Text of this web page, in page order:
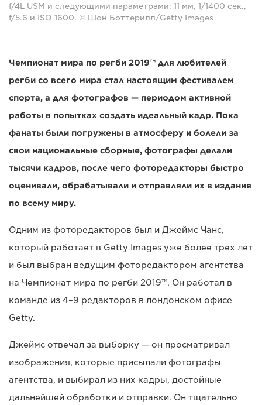
f/4L USM и следующими параметрами: 11 мм, 1/1400 сек.,
f/5.6 и ISO 1600. © Шон Боттерилл/Getty Images
Чемпионат мира по регби 2019™ для любителей
регби со всего мира стал настоящим фестивалем
спорта, а для фотографов — периодом активной
работы в попытках создать идеальный кадр. Пока
фанаты были погружены в атмосферу и болели за
свои национальные сборные, фотографы делали
тысячи кадров, после чего фоторедакторы быстро
оценивали, обрабатывали и отправляли их в издания
по всему миру.
Одним из фоторедакторов был и Джеймс Чанс,
который работает в Getty Images уже более трех лет
и был выбран ведущим фоторедактором агентства
на Чемпионат мира по регби 2019™. Он работал в
команде из 4–9 редакторов в лондонском офисе
Getty.
Джеймс отвечал за выборку — он просматривал
изображения, которые присылали фотографы
агентства, и выбирал из них кадры, достойные
дальнейшей обработки и отправки. Он тщательно